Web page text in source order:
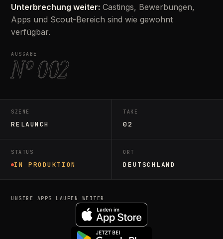
Unterbrechung weiter: Castings, Bewerbungen,
Apps und Scout-Bereich sind wie gewohnt
verfügbar.
AUSGABE
Nº 002
SZENE
RELAUNCH
TAKE
02
STATUS
IN PRODUKTION
ORT
DEUTSCHLAND
UNSERE APPS LAUFEN WEITER